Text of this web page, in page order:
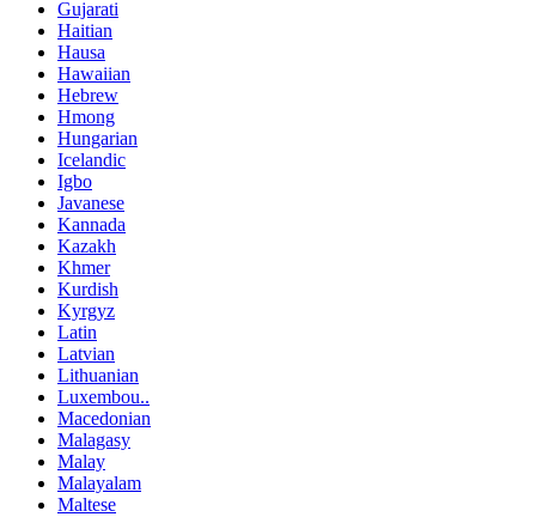
Gujarati
Haitian
Hausa
Hawaiian
Hebrew
Hmong
Hungarian
Icelandic
Igbo
Javanese
Kannada
Kazakh
Khmer
Kurdish
Kyrgyz
Latin
Latvian
Lithuanian
Luxembou..
Macedonian
Malagasy
Malay
Malayalam
Maltese